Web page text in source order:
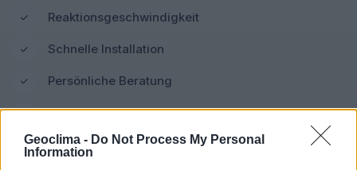
Geoclima - Do Not Process My Personal
Information
Reaktionsgeschwindigkeit
Schnelle Installation
Persönliche Beratung
Kundendienst